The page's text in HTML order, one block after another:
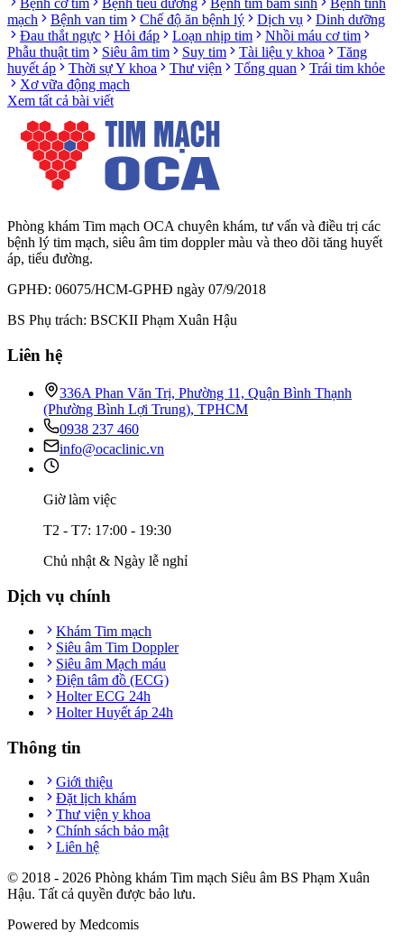
Bệnh cơ tim
Bệnh tiểu đường Bệnh tim bẩm sinh
Bệnh tĩnh
mạch
Bệnh van tim Chế độ ăn bệnh lý Dịch vụ
Dinh dưỡng
Đau thắt ngực
Hỏi đáp Loạn nhịp tim
Nhồi máu cơ tim
Phẫu thuật tim
Siêu âm tim Suy tim Tài liệu y khoa
Tăng
huyết áp
Thời sự Y khoa Thư viện Tổng quan
Trái tim khỏe
Xơ vữa động mạch
Xem tất cả bài viết
Phòng khám Tim mạch OCA chuyên khám, tư vấn và điều trị các
bệnh lý tim mạch, siêu âm tim doppler màu và theo dõi tăng huyết
áp, tiểu đường.
GPHĐ: 06075/HCM-GPHĐ ngày 07/9/2018
BS Phụ trách: BSCKII Phạm Xuân Hậu
Liên hệ
336A Phan Văn Trị, Phường 11, Quận Bình Thạnh
(Phường Bình Lợi Trung), TPHCM
0938 237 460
info@ocaclinic.vn
Giờ làm việc
T2 - T7: 17:00 - 19:30
Chủ nhật & Ngày lễ nghỉ
Dịch vụ chính
Khám Tim mạch
Siêu âm Tim Doppler
Siêu âm Mạch máu
Điện tâm đồ (ECG)
Holter ECG 24h
Holter Huyết áp 24h
Thông tin
Giới thiệu
Đặt lịch khám
Thư viện y khoa
Chính sách bảo mật
Liên hệ
© 2018 - 2026 Phòng khám Tim mạch Siêu âm BS Phạm Xuân
Hậu. Tất cả quyền được bảo lưu.
Powered by Medcomis